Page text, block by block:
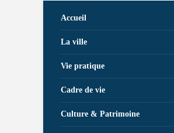
Accueil
La ville
Vie pratique
Cadre de vie
Culture & Patrimoine